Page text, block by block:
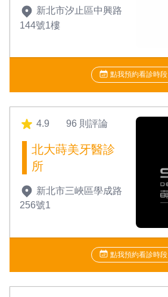
新北市汐止區中興路
144號1樓
點我預約看診時段
4.9 96 則評論
北大蒔美牙醫診
所
新北市三峽區學成路
256號1
點我預約看診時段